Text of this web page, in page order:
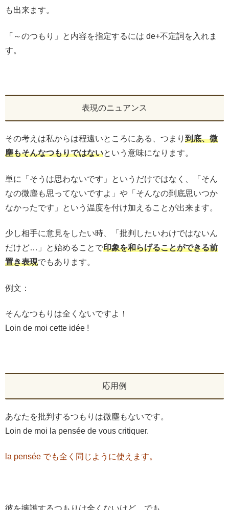
も出来ます。
「～のつもり」と内容を指定するには de+不定詞を入れま
す。
表現のニュアンス
その考えは私からは程遠いところにある、つまり 到底、微
塵もそんなつもりではないという意味になります。
単に「そうは思わないです」というだけではなく、「そん
なの微塵も思ってないですよ」や「そんなの到底思いつか
なかったです」という温度を付け加えることが出来ます。
少し相手に意見をしたい時、「批判したいわけではないん
だけど…」と始めることで印象を和らげることができる前
置き表現でもあります。
例文：
そんなつもりは全くないですよ！
Loin de moi cette idée !
応用例
あなたを批判するつもりは微塵もないです。
Loin de moi la pensée de vous critiquer.
la pensée でも全く同じように使えます。